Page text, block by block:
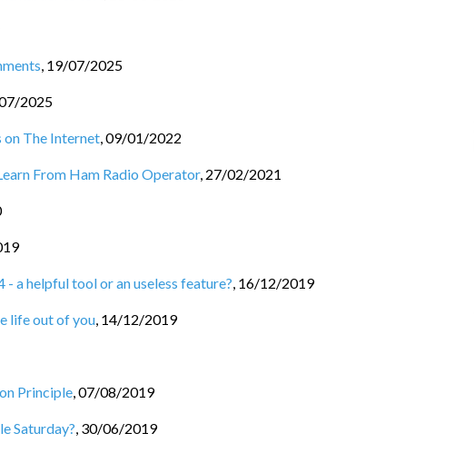
, 19/07/2025
2025
on The Internet,09/01/2022
From Ham Radio Operator, 27/02/2021
a helpful tool or an useless feature?, 16/12/2019
life out of you, 14/12/2019
Principle,07/08/2019
Saturday?, 30/06/2019